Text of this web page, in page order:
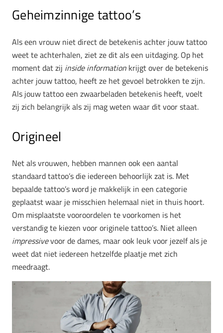
Geheimzinnige tattoo’s
Als een vrouw niet direct de betekenis achter jouw tattoo
weet te achterhalen, ziet ze dit als een uitdaging. Op het
moment dat zij inside information krijgt over de betekenis
achter jouw tattoo, heeft ze het gevoel betrokken te zijn.
Als jouw tattoo een zwaarbeladen betekenis heeft, voelt
zij zich belangrijk als zij mag weten waar dit voor staat.
Origineel
Net als vrouwen, hebben mannen ook een aantal
standaard tattoo’s die iedereen behoorlijk zat is. Met
bepaalde tattoo’s word je makkelijk in een categorie
geplaatst waar je misschien helemaal niet in thuis hoort.
Om misplaatste vooroordelen te voorkomen is het
verstandig te kiezen voor originele tattoo’s. Niet alleen
impressivevoor de dames, maar ook leuk voor jezelf als je
weet dat niet iedereen hetzelfde plaatje met zich
meedraagt.